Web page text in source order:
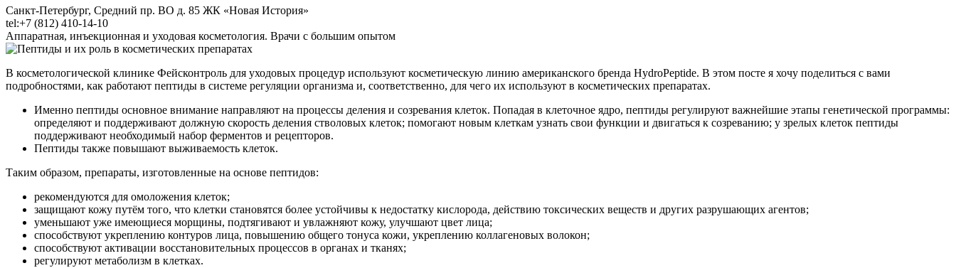
Санкт-Петербург, Средний пр. ВО д. 85 ЖК «Новая История»
tel:+7 (812) 410-14-10
Аппаратная, инъекционная и уходовая косметология. Врачи с большим опытом
В косметологической клинике Фейсконтроль для уходовых процедур используют косметическую линию американского бренда HydrоPeptide. В этом посте я хочу поделиться с вами
подробностями, как работают пептиды в системе регуляции организма и, соответственно, для чего их используют в косметических препаратах.
Именно пептиды основное внимание направляют на процессы деления и созревания клеток. Попадая в клеточное ядро, пептиды регулируют важнейшие этапы генетической программы:
определяют и поддерживают должную скорость деления стволовых клеток; помогают новым клеткам узнать свои функции и двигаться к созреванию; у зрелых клеток пептиды
поддерживают необходимый набор ферментов и рецепторов.
Пептиды также повышают выживаемость клеток.
Таким образом, препараты, изготовленные на основе пептидов:
рекомендуются для омоложения клеток;
защищают кожу путём того, что клетки становятся более устойчивы к недостатку кислорода, действию токсических веществ и других разрушающих агентов;
уменьшают уже имеющиеся морщины, подтягивают и увлажняют кожу, улучшают цвет лица;
способствуют укреплению контуров лица, повышению общего тонуса кожи, укреплению коллагеновых волокон;
способствуют активации восстановительных процессов в органах и тканях;
регулируют метаболизм в клетках.